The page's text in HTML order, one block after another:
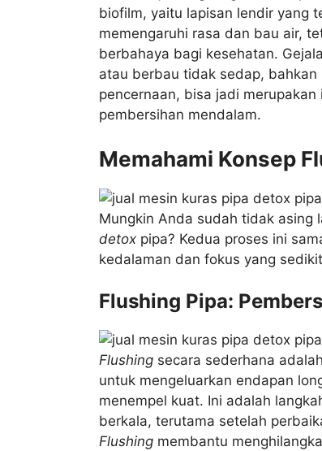
biofilm, yaitu lapisan lendir yang
memengaruhi rasa dan bau air,
berbahaya bagi kesehatan.
atau berbau tidak sedap,
pencernaan, bisa jadi
pembersihan mendalam.
Memahami Konsep
Mungkin Anda sudah tidak asing
detox pipa? Kedua proses ini
kedalaman dan fokus yang
Flushing Pipa:
Flushing secara sederhana
untuk mengeluarkan endapan
menempel kuat. Ini adalah
berkala, terutama setelah
Flushing membantu